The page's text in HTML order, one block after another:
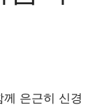
은근히 신경